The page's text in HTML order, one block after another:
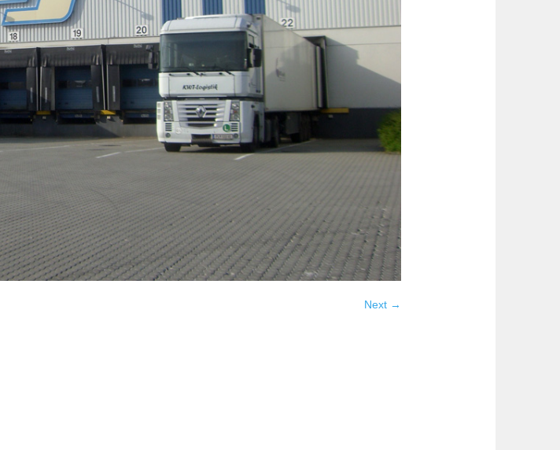
Next →